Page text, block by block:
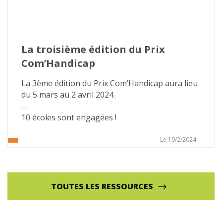
La troisième édition du Prix
Com’Handicap
La 3ème édition du Prix Com’Handicap aura lieu
du 5 mars au 2 avril 2024.
10 écoles sont engagées !
Le 19/2/2024
TOUTES LES RESSOURCES